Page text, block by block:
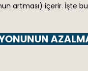
artması) içerir. İşte